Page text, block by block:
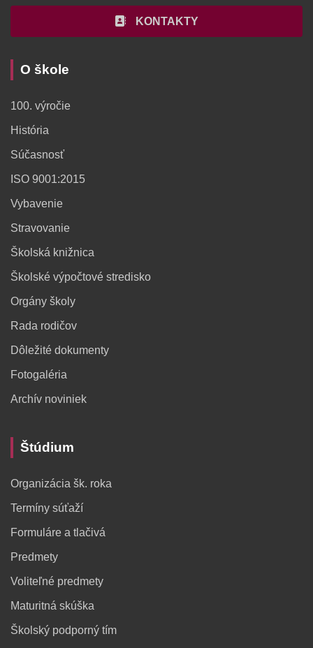
KONTAKTY
O škole
100. výročie
História
Súčasnosť
ISO 9001:2015
Vybavenie
Stravovanie
Školská knižnica
Školské výpočtové stredisko
Orgány školy
Rada rodičov
Dôležité dokumenty
Fotogaléria
Archív noviniek
Štúdium
Organizácia šk. roka
Termíny súťaží
Formuláre a tlačivá
Predmety
Voliteľné predmety
Maturitná skúška
Školský podporný tím